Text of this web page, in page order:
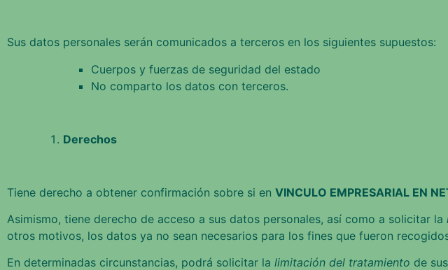
Sus datos personales serán comunicados a terceros en los siguientes supuestos:
Cuerpos y fuerzas de seguridad del estado
No comparto los datos con terceros.
Derechos
Tiene derecho a obtener confirmación sobre si en VINCULO EMPRESARIAL EN
Asimismo, tiene derecho de acceso a sus datos personales, así como a solicitar la
otros motivos, los datos ya no sean necesarios para los fines que fueron
En determinadas circunstancias, podrá solicitar la limitación del tratamiento de